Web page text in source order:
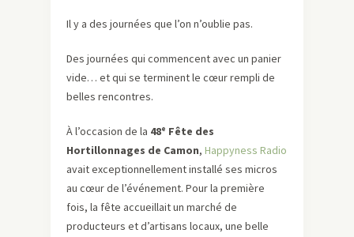
Il y a des journées que l’on n’oublie pas.
Des journées qui commencent avec un panier
vide… et qui se terminent le cœur rempli de
belles rencontres.
À l’occasion de la 48ᵉ Fête des
Hortillonnages de Camon, Happyness Radio
avait exceptionnellement installé ses micros
au cœur de l’événement. Pour la première
fois, la fête accueillait un marché de
producteurs et d’artisans locaux, une belle